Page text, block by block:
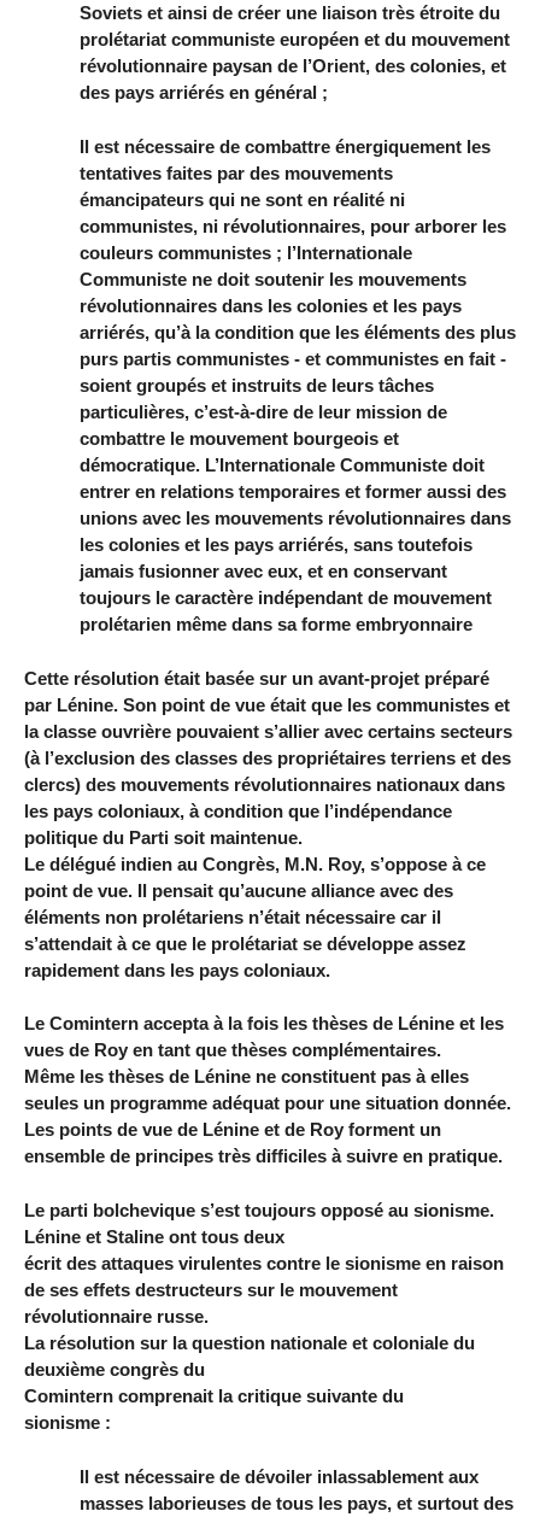
Soviets et ainsi de créer une liaison très étroite du
prolétariat communiste européen et du mouvement
révolutionnaire paysan de l’Orient, des colonies, et
des pays arriérés en général ;
Il est nécessaire de combattre énergiquement les
tentatives faites par des mouvements
émancipateurs qui ne sont en réalité ni
communistes, ni révolutionnaires, pour arborer les
couleurs communistes ; l’Internationale
Communiste ne doit soutenir les mouvements
révolutionnaires dans les colonies et les pays
arriérés, qu’à la condition que les éléments des plus
purs partis communistes - et communistes en fait -
soient groupés et instruits de leurs tâches
particulières, c’est-à-dire de leur mission de
combattre le mouvement bourgeois et
démocratique. L’Internationale Communiste doit
entrer en relations temporaires et former aussi des
unions avec les mouvements révolutionnaires dans
les colonies et les pays arriérés, sans toutefois
jamais fusionner avec eux, et en conservant
toujours le caractère indépendant de mouvement
prolétarien même dans sa forme embryonnaire
Cette résolution était basée sur un avant-projet préparé
par Lénine. Son point de vue était que les communistes et
la classe ouvrière pouvaient s’allier avec certains secteurs
(à l’exclusion des classes des propriétaires terriens et des
clercs) des mouvements révolutionnaires nationaux dans
les pays coloniaux, à condition que l’indépendance
politique du Parti soit maintenue.
Le délégué indien au Congrès, M.N. Roy, s’oppose à ce
point de vue. Il pensait qu’aucune alliance avec des
éléments non prolétariens n’était nécessaire car il
s’attendait à ce que le prolétariat se développe assez
rapidement dans les pays coloniaux.
Le Comintern accepta à la fois les thèses de Lénine et les
vues de Roy en tant que thèses complémentaires.
Même les thèses de Lénine ne constituent pas à elles
seules un programme adéquat pour une situation donnée.
Les points de vue de Lénine et de Roy forment un
ensemble de principes très difficiles à suivre en pratique.
Le parti bolchevique s’est toujours opposé au sionisme.
Lénine et Staline ont tous deux
écrit des attaques virulentes contre le sionisme en raison
de ses effets destructeurs sur le mouvement
révolutionnaire russe.
La résolution sur la question nationale et coloniale du
deuxième congrès du
Comintern comprenait la critique suivante du
sionisme :
Il est nécessaire de dévoiler inlassablement aux
masses laborieuses de tous les pays, et surtout des